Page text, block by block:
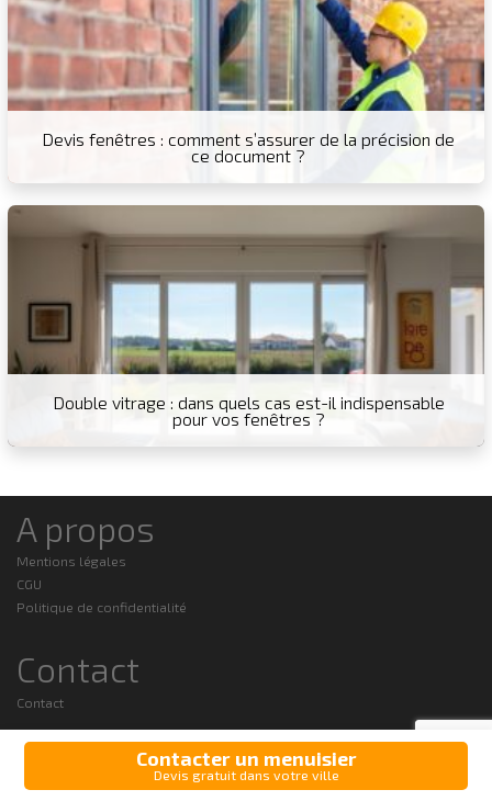
Devis fenêtres : comment s’assurer de la précision de
ce document ?
Double vitrage : dans quels cas est-il indispensable
pour vos fenêtres ?
Contacter un menuisier
Devis gratuit dans votre ville
A propos
Mentions légales
CGU
Politique de confidentialité
Contact
Contact
Espace professionnels